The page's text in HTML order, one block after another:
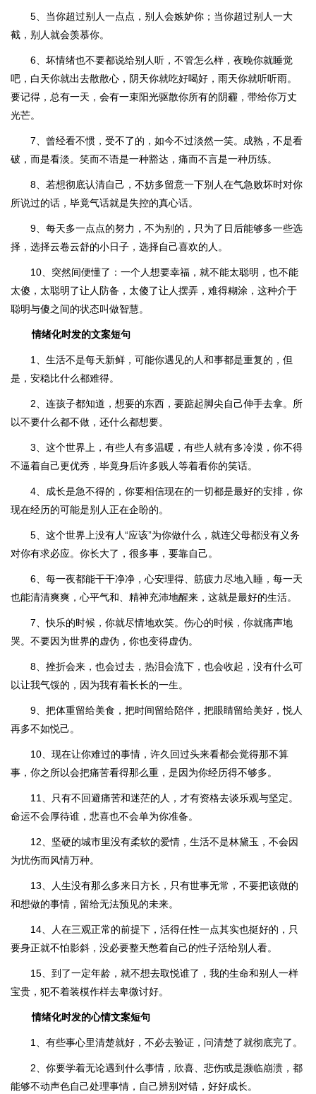
5、当你超过别人一点点，别人会嫉妒你；当你超过别人一大
截，别人就会羡慕你。
6、坏情绪也不要都说给别人听，不管怎么样，夜晚你就睡觉
吧，白天你就出去散散心，阴天你就吃好喝好，雨天你就听听雨。
要记得，总有一天，会有一束阳光驱散你所有的阴霾，带给你万丈
光芒。
7、曾经看不惯，受不了的，如今不过淡然一笑。成熟，不是看
破，而是看淡。笑而不语是一种豁达，痛而不言是一种历练。
8、若想彻底认清自己，不妨多留意一下别人在气急败坏时对你
所说过的话，毕竟气话就是失控的真心话。
9、每天多一点点的努力，不为别的，只为了日后能够多一些选
择，选择云卷云舒的小日子，选择自己喜欢的人。
10、突然间便懂了：一个人想要幸福，就不能太聪明，也不能
太傻，太聪明了让人防备，太傻了让人摆弄，难得糊涂，这种介于
聪明与傻之间的状态叫做智慧。
情绪化时发的文案短句
1、生活不是每天新鲜，可能你遇见的人和事都是重复的，但
是，安稳比什么都难得。
2、连孩子都知道，想要的东西，要踮起脚尖自己伸手去拿。所
以不要什么都不做，还什么都想要。
3、这个世界上，有些人有多温暖，有些人就有多冷漠，你不得
不逼着自己更优秀，毕竟身后许多贱人等着看你的笑话。
4、成长是急不得的，你要相信现在的一切都是最好的安排，你
现在经历的可能是别人正在企盼的。
5、这个世界上没有人“应该”为你做什么，就连父母都没有义务
对你有求必应。你长大了，很多事，要靠自己。
6、每一夜都能干干净净，心安理得、筋疲力尽地入睡，每一天
也能清清爽爽，心平气和、精神充沛地醒来，这就是最好的生活。
7、快乐的时候，你就尽情地欢笑。伤心的时候，你就痛声地
哭。不要因为世界的虚伪，你也变得虚伪。
8、挫折会来，也会过去，热泪会流下，也会收起，没有什么可
以让我气馁的，因为我有着长长的一生。
9、把体重留给美食，把时间留给陪伴，把眼睛留给美好，悦人
再多不如悦己。
10、现在让你难过的事情，许久回过头来看都会觉得那不算
事，你之所以会把痛苦看得那么重，是因为你经历得不够多。
11、只有不回避痛苦和迷茫的人，才有资格去谈乐观与坚定。
命运不会厚待谁，悲喜也不会单为你准备。
12、坚硬的城市里没有柔软的爱情，生活不是林黛玉，不会因
为忧伤而风情万种。
13、人生没有那么多来日方长，只有世事无常，不要把该做的
和想做的事情，留给无法预见的未来。
14、人在三观正常的前提下，活得任性一点其实也挺好的，只
要身正就不怕影斜，没必要整天憋着自己的性子活给别人看。
15、到了一定年龄，就不想去取悦谁了，我的生命和别人一样
宝贵，犯不着装模作样去卑微讨好。
情绪化时发的心情文案短句
1、有些事心里清楚就好，不必去验证，问清楚了就彻底完了。
2、你要学着无论遇到什么事情，欣喜、悲伤或是濒临崩溃，都
能够不动声色自己处理事情，自己辨别对错，好好成长。